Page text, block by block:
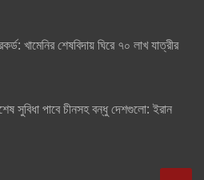
খামেনির শেষবিদায় ঘিরে ৭০ লাখ যাত্রীর
সুবিধা পাবে চীনসহ বন্ধু দেশগুলো: ইরান